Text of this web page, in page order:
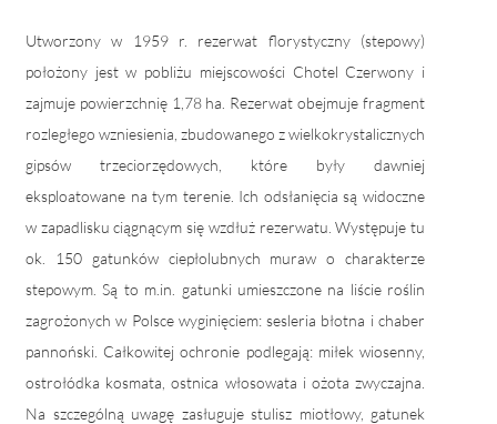
Utworzony w 1959 r. rezerwat florystyczny (stepowy)
położony jest w pobliżu miejscowości Chotel Czerwony i
zajmuje powierzchnię 1,78 ha. Rezerwat obejmuje fragment
rozległego wzniesienia, zbudowanego z wielkokrystalicznych
gipsów trzeciorzędowych, które były dawniej
eksploatowane na tym terenie. Ich odsłanięcia są widoczne
w zapadlisku ciągnącym się wzdłuż rezerwatu. Występuje tu
ok. 150 gatunków ciepłolubnych muraw o charakterze
stepowym. Są to m.in. gatunki umieszczone na liście roślin
zagrożonych w Polsce wyginięciem: sesleria błotna i chaber
pannoński. Całkowitej ochronie podlegają: miłek wiosenny,
ostrołódka kosmata, ostnica włosowata i ożota zwyczajna.
Na szczególną uwagę zasługuje stulisz miotłowy, gatunek